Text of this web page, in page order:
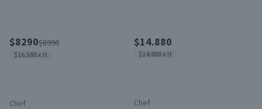
$8290$8990
$16.580 x lt
Chef
$14.880
$14.880 x lt
Chef